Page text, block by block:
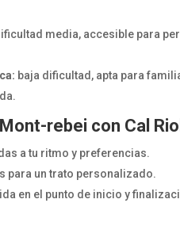
media, accesible para
baja dificultad, apta para
rebei con Cal Riol
a tu ritmo y preferencias.
para un trato personalizado.
en el punto de inicio y